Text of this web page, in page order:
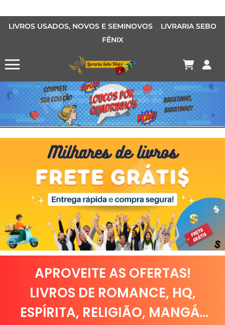
LIVROS USADOS, NOVOS E SEMINOVOS LIVRARIA SEBO
FÊNIX
Conheça o Desconto Garantido de livros Sebo Fênix!
OFERTA HISTORIAS EM QUADRINHOS
OFERTA MANGÁS
MANGÁS BARATOS
APROVEITE AS OFERTAS!
LIVROS DE ROMANCE, HQ,
ESPÍRITA, RELIGIÃO, MANGÁ...